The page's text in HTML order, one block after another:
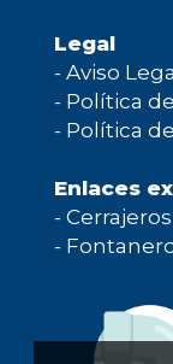
Legal
- Aviso Legal
- Política
- Política
Enlaces
- Cerrajeros
-